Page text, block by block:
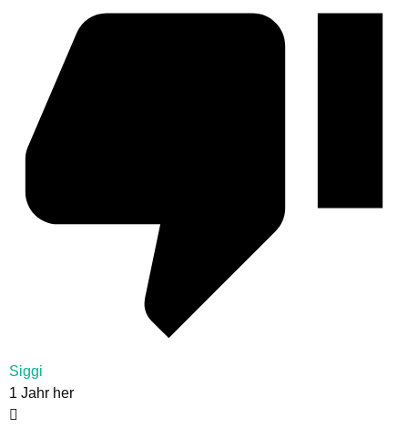
Siggi
1 Jahr her